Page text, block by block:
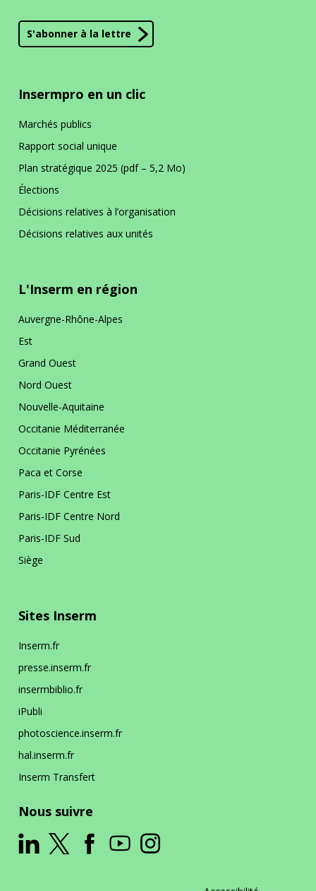
S'abonner à la lettre
Insermpro en un clic
Marchés publics
Rapport social unique
Plan stratégique 2025 (pdf – 5,2 Mo)
Élections
Décisions relatives à l’organisation
Décisions relatives aux unités
L'Inserm en région
Auvergne-Rhône-Alpes
Est
Grand Ouest
Nord Ouest
Nouvelle-Aquitaine
Occitanie Méditerranée
Occitanie Pyrénées
Paca et Corse
Paris-IDF Centre Est
Paris-IDF Centre Nord
Paris-IDF Sud
Siège
Sites Inserm
Inserm.fr
presse.inserm.fr
insermbiblio.fr
iPubli
photoscience.inserm.fr
hal.inserm.fr
Inserm Transfert
Nous suivre